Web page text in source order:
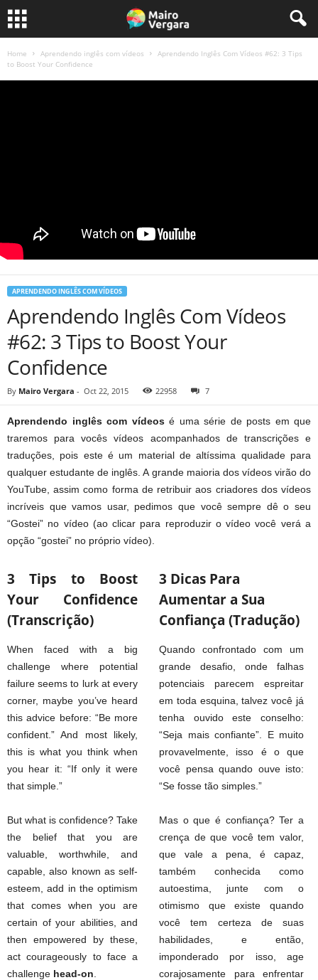
Home Aprendendo inglês com vídeos
Aprendendo Inglês Com Vídeos #62: 3 Tips
to Boost Your Confidence
APRENDENDO INGLÊS COM VÍDEOS
Aprendendo Inglês Com Vídeos
#62: 3 Tips to Boost Your
Confidence
By Mairo Vergara - Oct 22, 2015 22958 7
Aprendendo inglês com vídeosé uma série de posts em que
traremos para vocês vídeos acompanhados de transcrições e
traduções, pois este é um material de altíssima qualidade para
qualquer estudante de inglês. A grande maioria dos vídeos virão do
YouTube, assim como forma de retribuir aos criadores dos vídeos
incríveis que vamos usar, pedimos que você sempre dê o seu
“Gostei” no vídeo (ao clicar para reproduzir o vídeo você verá a
opção “gostei” no próprio vídeo).
3 Tips to Boost
Your Confidence
(Transcrição)
When faced with a big
challenge where potential
failure seems to lurk at every
corner, maybe you’ve heard
this advice before: “Be more
confident.” And most likely,
this is what you think when
you hear it: “If only it were
that simple.”
But what is confidence? Take
the belief that you are
valuable, worthwhile, and
capable, also known as self-
esteem, add in the optimism
that comes when you are
certain of your abilities, and
then empowered by these,
act courageously to face a
challenge head-on
3 Dicas Para
Aumentar a Sua
Confiança (Tradução)
Quando confrontado com um
grande desafio, onde falhas
potenciais parecem espreitar
em toda esquina, talvez você já
tenha ouvido este conselho:
“Seja mais confiante”. E muito
provavelmente, isso é o que
você pensa quando ouve isto:
“Se fosse tão simples.”
Mas o que é confiança? Ter a
crença de que você tem valor,
que vale a pena, é capaz,
também conhecida como
autoestima, junte com o
otimismo que existe quando
você tem certeza de suas
habilidades, e então,
imponderado por isso, age
corajosamente para enfrentar